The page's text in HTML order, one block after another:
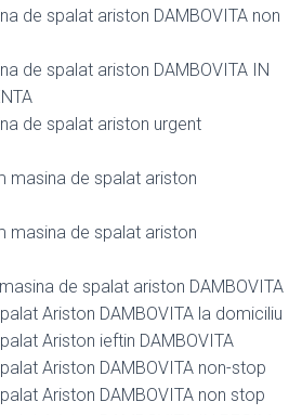
de spalat ariston DAMBOVITA non
de spalat ariston DAMBOVITA IN
de spalat ariston urgent
masina de spalat ariston
masina de spalat ariston
de spalat ariston DAMBOVITA
Ariston DAMBOVITA la domiciliu
Ariston ieftin DAMBOVITA
Ariston DAMBOVITA non-stop
Ariston DAMBOVITA non stop